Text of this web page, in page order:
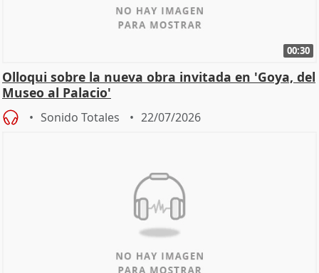
00:30
Olloqui sobre la nueva obra invitada en 'Goya, del
Museo al Palacio'
Sonido Totales 22/07/2026